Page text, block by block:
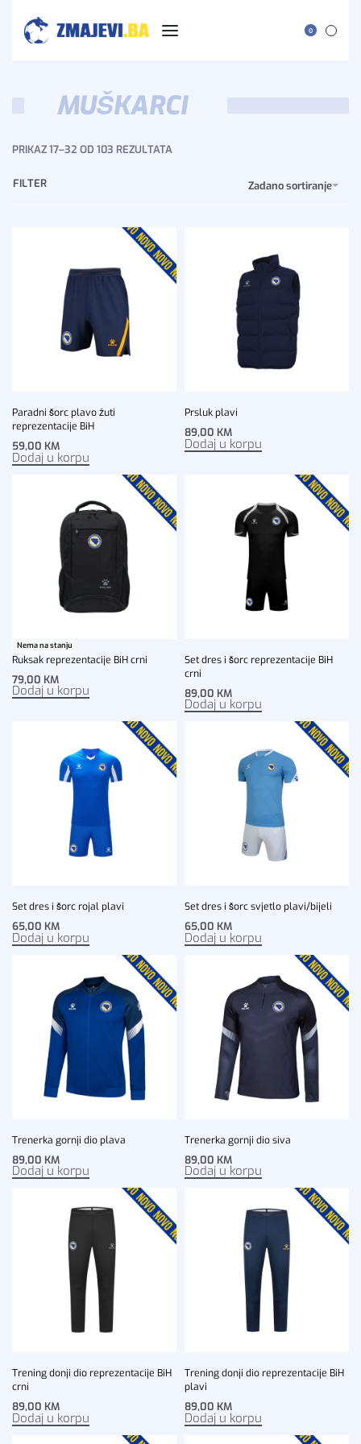
0
MUŠKARCI
PRIKAZ 17–32 OD 103 REZULTATA
Zadano sortiranje
FILTER
Paradni šorc plavo žuti
reprezentacije BiH
59,00 KM
Dodaj u korpu
Prsluk plavi
89,00 KM
Dodaj u korpu
Nema na stanju
Ruksak reprezentacije BiH crni
79,00 KM
Dodaj u korpu
Set dres i šorc reprezentacije BiH
crni
89,00 KM
Dodaj u korpu
Set dres i šorc rojal plavi
65,00 KM
Dodaj u korpu
Set dres i šorc svjetlo plavi/bijeli
65,00 KM
Dodaj u korpu
Trenerka gornji dio plava
89,00 KM
Dodaj u korpu
Trenerka gornji dio siva
89,00 KM
Dodaj u korpu
Trening donji dio reprezentacije BiH
crni
89,00 KM
Dodaj u korpu
Trening donji dio reprezentacije BiH
plavi
89,00 KM
Dodaj u korpu